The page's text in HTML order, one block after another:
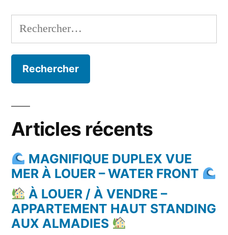
Rechercher :
Articles récents
MAGNIFIQUE DUPLEX VUE
MER À LOUER – WATER FRONT
À LOUER / À VENDRE –
APPARTEMENT HAUT STANDING
AUX ALMADIES